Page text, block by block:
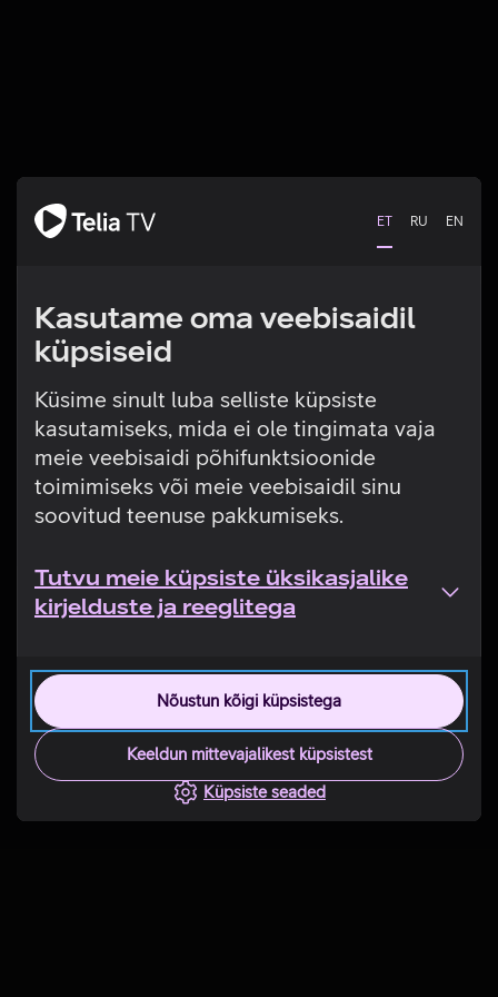
ET RU EN
Kasutame oma veebisaidil
küpsiseid
Küsime sinult luba selliste küpsiste
kasutamiseks, mida ei ole tingimata vaja
meie veebisaidi põhifunktsioonide
toimimiseks või meie veebisaidil sinu
soovitud teenuse pakkumiseks.
Tutvu meie küpsiste üksikasjalike
kirjelduste ja reeglitega
Nõustun kõigi küpsistega
Keeldun mittevajalikest küpsistest
Küpsiste seaded
Tehniline viga